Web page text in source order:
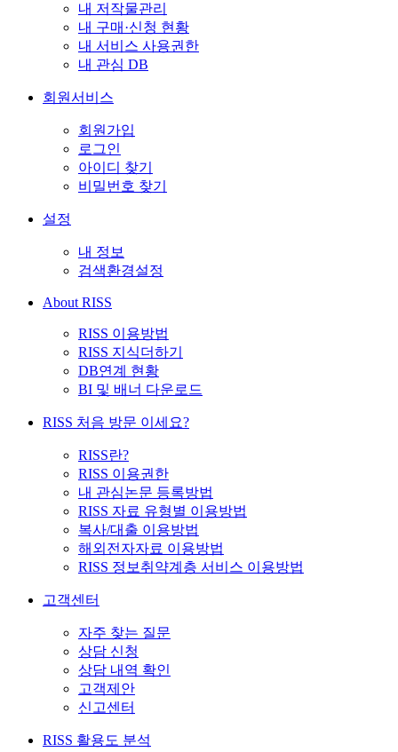
내 저작물관리
내 구매·신청 현황
내 서비스 사용권한
내 관심 DB
회원서비스
회원가입
로그인
아이디 찾기
비밀번호 찾기
설정
내 정보
검색환경설정
About RISS
RISS 이용방법
RISS 지식더하기
DB연계 현황
BI 및 배너 다운로드
RISS 처음 방문 이세요?
RISS란?
RISS 이용권한
내 관심논문 등록방법
RISS 자료 유형별 이용방법
복사/대출 이용방법
해외전자자료 이용방법
RISS 정보취약계층 서비스 이용방법
고객센터
자주 찾는 질문
상담 신청
상담 내역 확인
고객제안
신고센터
RISS 활용도 분석